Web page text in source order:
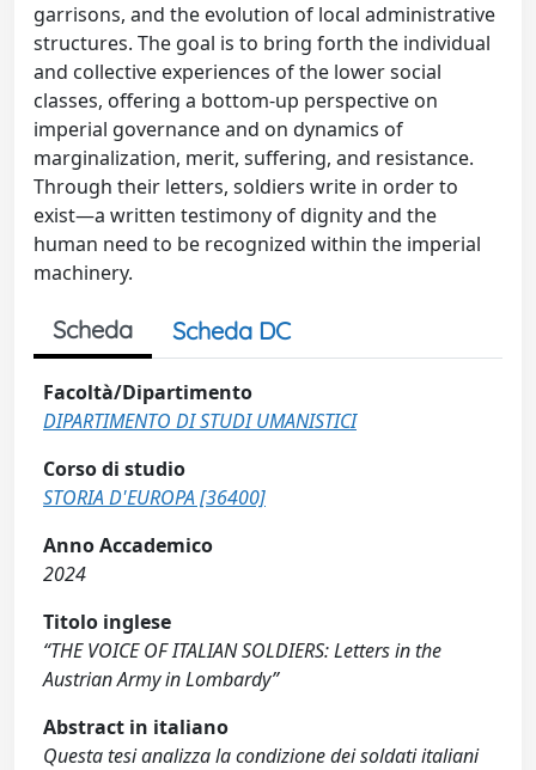
garrisons, and the evolution of local administrative
structures. The goal is to bring forth the individual
and collective experiences of the lower social
classes, offering a bottom-up perspective on
imperial governance and on dynamics of
marginalization, merit, suffering, and resistance.
Through their letters, soldiers write in order to
exist—a written testimony of dignity and the
human need to be recognized within the imperial
machinery.
Scheda Scheda DC
Facoltà/Dipartimento
DIPARTIMENTO DI STUDI UMANISTICI
Corso di studio
STORIA D'EUROPA [36400]
Anno Accademico
2024
Titolo inglese
“THE VOICE OF ITALIAN SOLDIERS: Letters in the
Austrian Army in Lombardy”
Abstract in italiano
Questa tesi analizza la condizione dei soldati italiani